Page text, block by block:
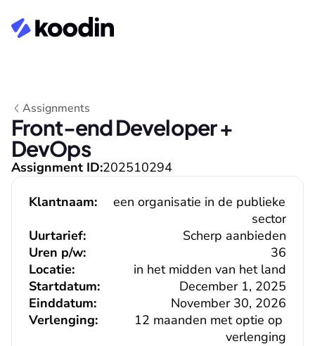
Assignments
Front-end Developer +
DevOps
Assignment ID:202510294
Klantnaam:
een organisatie in de publieke
sector
Uurtarief:
Scherp aanbieden
36
Uren p/w:
Locatie:
in het midden van het land
Verlenging:
12 maanden met optie op
verlenging
Einddatum: November 30, 2026
Startdatum: December 1, 2025